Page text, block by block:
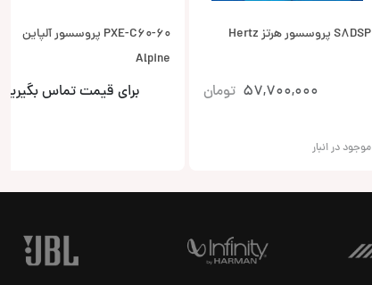
S8DSP پروسسور هرتز Hertz
57,700,000 تومان
موجود در انبار
PXE-C60-60 پروسسور آلپاین
Alpine
برای قیمت تماس بگیرید